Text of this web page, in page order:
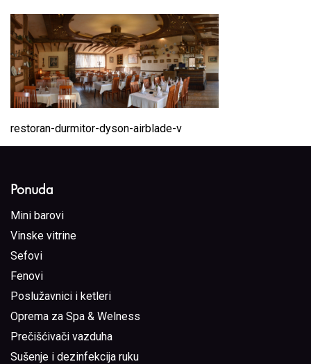
restoran-durmitor-dyson-airblade-v
Ponuda
Mini barovi
Vinske vitrine
Sefovi
Fenovi
Poslužavnici i ketleri
Oprema za Spa & Welness
Prečišćivači vazduha
Sušenje i dezinfekcija ruku